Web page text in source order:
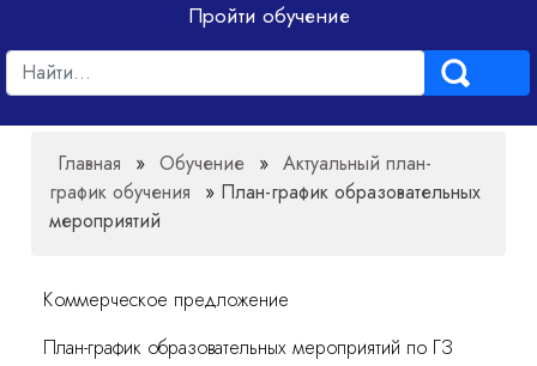
Пройти обучение
Главная » Обучение » Актуальный план-
график обучения
» План-график образовательных
мероприятий
Коммерческое предложение
План-график образовательных мероприятий по ГЗ